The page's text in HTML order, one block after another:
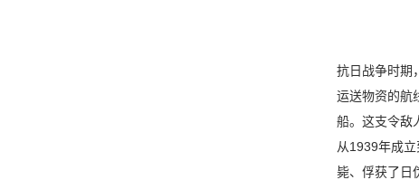
抗日战争时期
运送物资的航
船。这支令敌
从1939年成
毙、俘获了日